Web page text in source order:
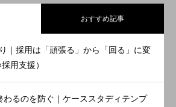
おすすめ記事
｜採用は「頑張る」から「回る」に変
用支援）
わるのを防ぐ｜ケーススタディテンプ